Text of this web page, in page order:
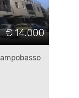
€ 14.000